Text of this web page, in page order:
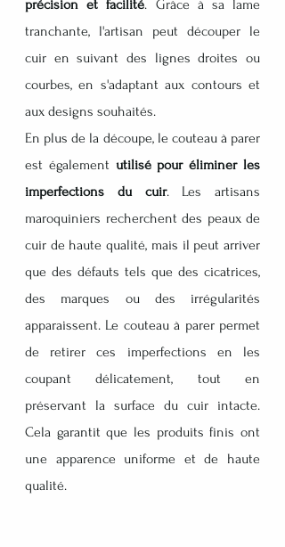
précision et facilité. Grâce à sa lame
tranchante, l'artisan peut découper le
cuir en suivant des lignes droites ou
courbes, en s'adaptant aux contours et
aux designs souhaités.
En plus de la découpe, le couteau à parer
est également utilisé pour éliminer les
imperfections du cuir. Les artisans
maroquiniers recherchent des peaux de
cuir de haute qualité, mais il peut arriver
que des défauts tels que des cicatrices,
des marques ou des irrégularités
apparaissent. Le couteau à parer permet
de retirer ces imperfections en les
coupant délicatement, tout en
préservant la surface du cuir intacte.
Cela garantit que les produits finis ont
une apparence uniforme et de haute
qualité.